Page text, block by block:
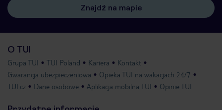
Znajdź na mapie
O TUI
Grupa TUI TUI Poland Kariera
Kontakt
Gwarancja ubezpieczeniowa
Opieka TUI na wakacjach 24/7
TUI.cz
Dane osobowe Aplikacja mobilna TUI Opinie TUI